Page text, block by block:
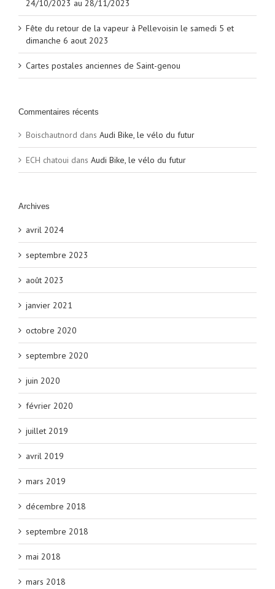
24/10/2023 au 28/11/2023
Fête du retour de la vapeur à Pellevoisin le samedi 5 et
dimanche 6 aout 2023
Cartes postales anciennes de Saint-genou
Commentaires récents
Boischautnord dans Audi Bike, le vélo du futur
ECH chatoui dans Audi Bike, le vélo du futur
Archives
avril 2024
septembre 2023
août 2023
janvier 2021
octobre 2020
septembre 2020
juin 2020
février 2020
juillet 2019
avril 2019
mars 2019
décembre 2018
septembre 2018
mai 2018
mars 2018